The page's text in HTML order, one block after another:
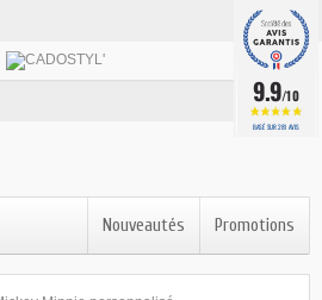
OK
Promotions
Nouveautés
9.9/10
BASÉ SUR 281 AVIS